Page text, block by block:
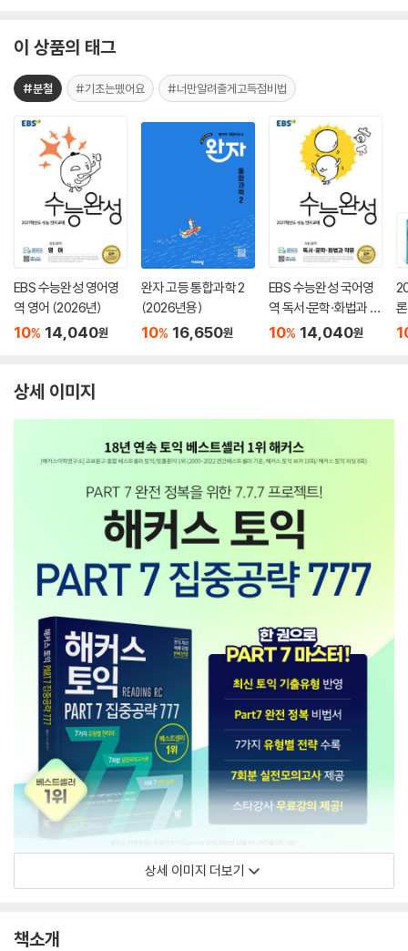
이 상품의 태그
#분철 #기초는뗐어요 #너만알려줄게고득점비법
EBS 수능완성 영어영
역 영어 (2026년)
10% 14,040원
완자 고등 통합과학 2
(2026년용)
10% 16,650원
EBS 수능완성 국어영
역 독서·문학·화법과 작
문 (2026년)
10% 14,040원
(
상세 이미지
상세 이미지 더보기
책소개